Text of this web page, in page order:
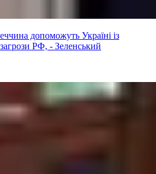
допоможуть Україні із
загрози РФ, - Зеленський